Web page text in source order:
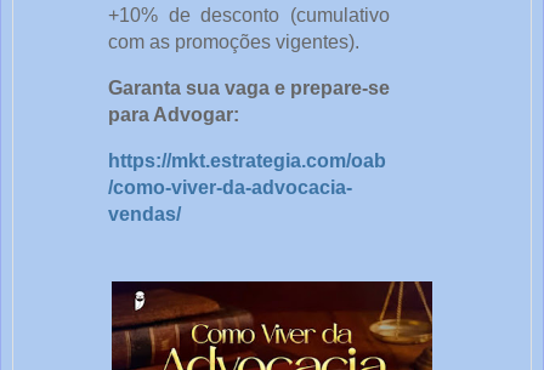
+10% de desconto (cumulativo
com as promoções vigentes).
Garanta sua vaga e prepare-se
para Advogar:
https://mkt.estrategia.com/oab
/como-viver-da-advocacia-
vendas/